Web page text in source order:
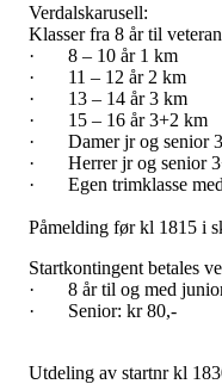
Verdalskarusell:
Klasser fra 8 år til
· 8 – 10 år 1 km
· 11 – 12 år 2 km
· 13 – 14 år 3 km
· 15 – 16 år 3+2 km
· Damer jr og senior
· Herrer jr og senior
· Egen trimklasse med
Påmelding før kl 1815 i
Startkontingent betales
· 8 år til og med
· Senior: kr 80,-
Utdeling av startnr kl